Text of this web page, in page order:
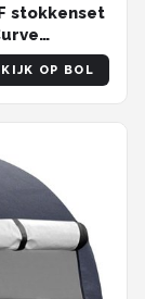
stokkenset
OP BOL